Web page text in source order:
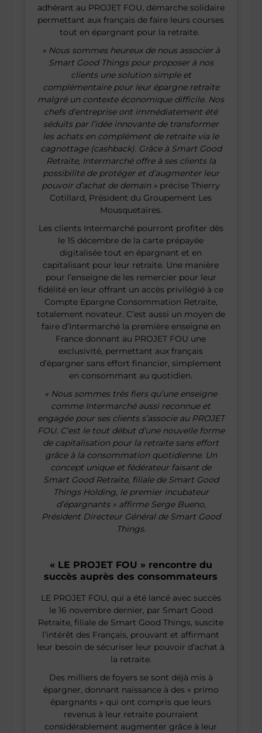
adhérant au PROJET FOU, démarche solidaire
permettant aux français de faire leurs courses
tout en épargnant pour la retraite.
« Nous sommes heureux de nous associer à
Smart Good Things pour proposer à nos
clients une solution simple et
complémentaire pour leur épargne retraite
malgré un contexte économique difficile. Nos
chefs d’entreprise ont immédiatement été
séduits par l’idée innovante de transformer
les achats en complément de retraite via le
cagnottage (cashback). Grâce à Smart Good
Retraite, Intermarché offre à ses clients la
possibilité de protéger et d’augmenter leur
pouvoir d’achat de demain » précise Thierry
Cotillard, Président du Groupement Les
Mousquetaires.
Les clients Intermarché pourront profiter dès
le 15 décembre de la carte prépayée
digitalisée tout en épargnant et en
capitalisant pour leur retraite. Une manière
pour l’enseigne de les remercier pour leur
fidélité en leur offrant un accès privilégié à ce
Compte Epargne Consommation Retraite,
totalement novateur. C’est aussi un moyen de
faire d’Intermarché la première enseigne en
France donnant au PROJET FOU une
exclusivité, permettant aux français
d’épargner sans effort financier, simplement
en consommant au quotidien.
« Nous sommes très fiers qu’une enseigne
comme Intermarché aussi reconnue et
engagée pour ses clients s’associe au PROJET
FOU. C’est le tout début d’une nouvelle forme
de capitalisation pour la retraite sans effort
grâce à la consommation quotidienne. Un
concept unique et fédérateur faisant de
Smart Good Retraite, filiale de Smart Good
Things Holding, le premier incubateur
d’épargnants » affirme Serge Bueno,
Président Directeur Général de Smart Good
Things.
« LE PROJET FOU » rencontre du
succès auprès des consommateurs
LE PROJET FOU, qui a été lancé avec succès
le 16 novembre dernier, par Smart Good
Retraite, filiale de Smart Good Things, suscite
l’intérêt des Français, prouvant et affirmant
leur besoin de sécuriser leur pouvoir d’achat à
la retraite.
Des milliers de foyers se sont déjà mis à
épargner, donnant naissance à des « primo
épargnants » qui ont compris que leurs
revenus à leur retraite pourraient
considérablement augmenter grâce à leur